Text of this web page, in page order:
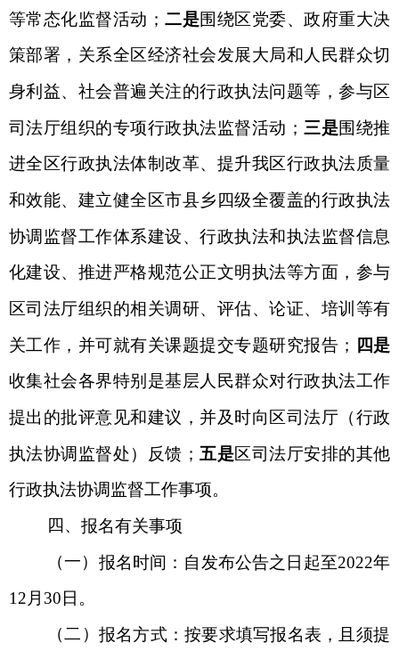
等常态化监督活动； 二是围绕区党委、政府重大决
策部署，关系全区经济社会发展大局和人民群众切
身利益、社会普遍关注的行政执法问题等，参与区
司法厅组织的专项行政执法监督活动； 三是围绕推
进全区行政执法体制改革、提升我区行政执法质量
和效能、建立健全区市县乡四级全覆盖的行政执法
协调监督工作体系建设、行政执法和执法监督信息
化建设、推进严格规范公正文明执法等方面，参与
区司法厅组织的相关调研、评估、论证、培训等有
关工作，并可就有关课题提交专题研究报告；
四是
收集社会各界特别是基层人民群众对行政执法工作
提出的批评意见和建议，并及时向区司法厅（行政
执法协调监督处）反馈； 五是区司法厅安排的其他
行政执法协调监督工作事项。
四、 报名有关事项
（一） 报名时间： 自发布公告之日起至2022年
12月30日。
（二） 报名方式：按要求填写报名表，且须提